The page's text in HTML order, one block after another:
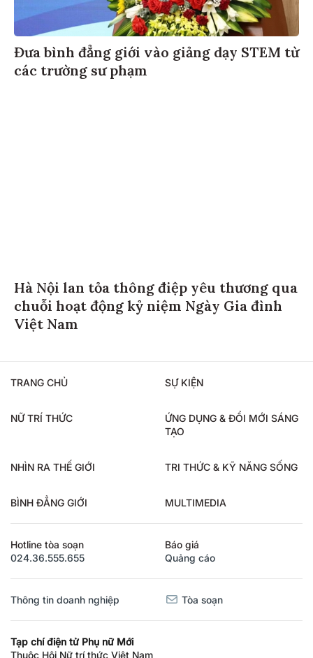
Đưa bình đẳng giới vào giảng dạy STEM từ
các trường sư phạm
Hà Nội lan tỏa thông điệp yêu thương qua
chuỗi hoạt động kỷ niệm Ngày Gia đình
Việt Nam
TRANG CHỦ SỰ KIỆN
NỮ TRÍ THỨC
ỨNG DỤNG & ĐỔI MỚI SÁNG
TẠO
NHÌN RA THẾ GIỚI TRI THỨC & KỸ NĂNG SỐNG
BÌNH ĐẲNG GIỚI MULTIMEDIA
Hotline tòa soạn
024.36.555.655
Báo giá
Quảng cáo
Thông tin doanh nghiệp Tòa soạn
Tạp chí điện tử Phụ nữ Mới
Thuộc Hội Nữ trí thức Việt Nam